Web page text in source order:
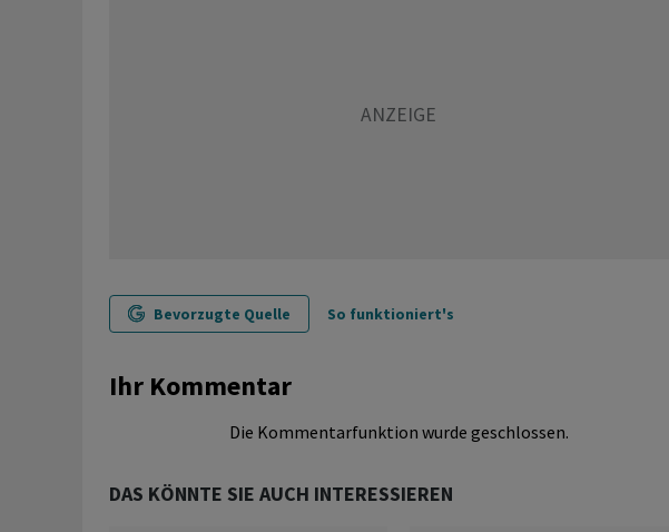
Bevorzugte Quelle So funktioniert's
Ihr Kommentar
Die Kommentarfunktion wurde geschlossen.
DAS KÖNNTE SIE AUCH INTERESSIEREN